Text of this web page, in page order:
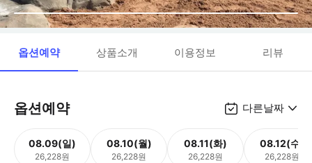
옵션예약 상품소개 이용정보 리뷰
옵션예약 다른날짜
08.09(일)
26,228원
08.10(월)
26,228원
08.11(화)
26,228원
08.12(수)
26,228원